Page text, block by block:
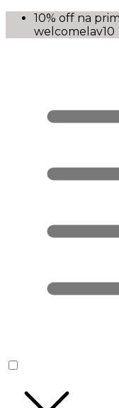
10% off na
welcomelav10